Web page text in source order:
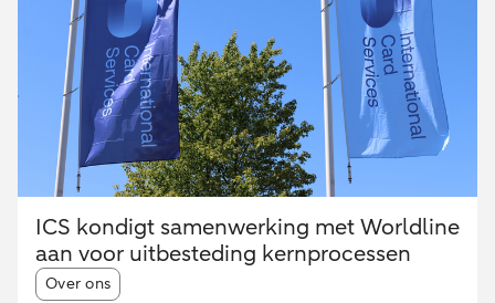
ICS kondigt samenwerking met Worldline
aan voor uitbesteding kernprocessen
Article tags:
Over ons